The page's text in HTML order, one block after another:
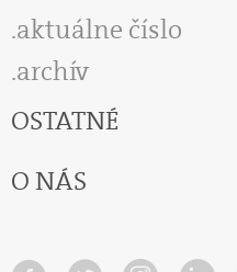
aktuálne číslo
archív
OSTATNÉ
O NÁS